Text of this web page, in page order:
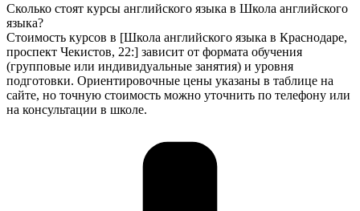
Сколько стоят курсы английского языка в Школа английского
языка?
Стоимость курсов в [Школа английского языка в Краснодаре,
проспект Чекистов, 22:] зависит от формата обучения
(групповые или индивидуальные занятия) и уровня
подготовки. Ориентировочные цены указаны в таблице на
сайте, но точную стоимость можно уточнить по телефону или
на консультации в школе.